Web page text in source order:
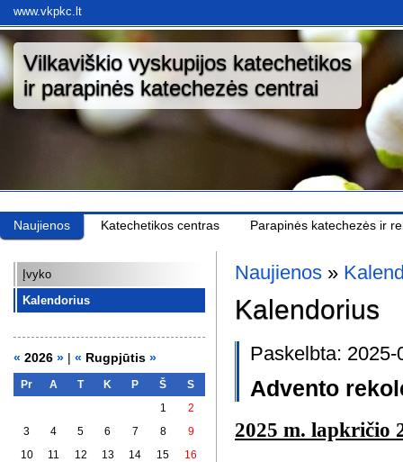
www.vkpkc.lt
Vilkaviškio vyskupijos katechetikos
ir parapinės katechezės centrai
Naujienos Katechetikos centras Parapinės katechezės ir
Įvyko
Kalendorius
« 2026 » | « Rugpjūtis »
Pr A T K P Š
S
1
2
3
4 5 6 7 8
9
10
11 12 13 14 15
16
Naujienos »
Kalendorius
Paskelbta: 2025-
Advento
2025 m. lapkričio